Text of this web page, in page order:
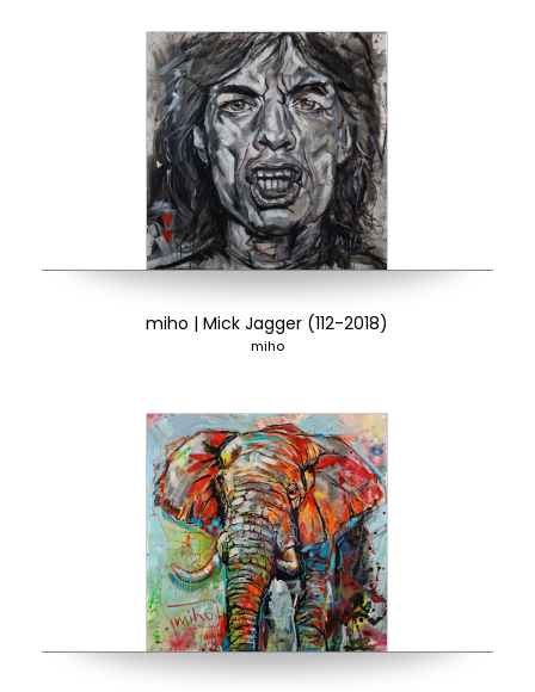
miho | Mick Jagger (112-2018)
miho